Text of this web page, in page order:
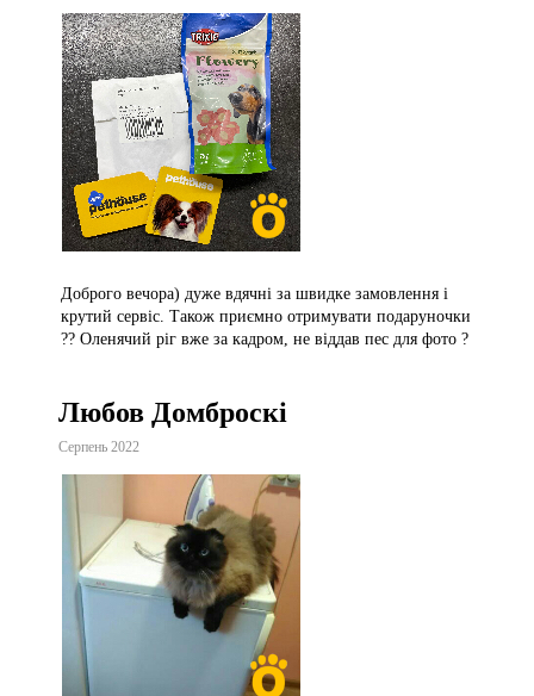
Доброго вечора) дуже вдячні за швидке замовлення і
крутий сервіс. Також приємно отримувати подаруночки
?? Оленячий ріг вже за кадром, не віддав пес для фото ?
Любов Домброскі
Серпень 2022